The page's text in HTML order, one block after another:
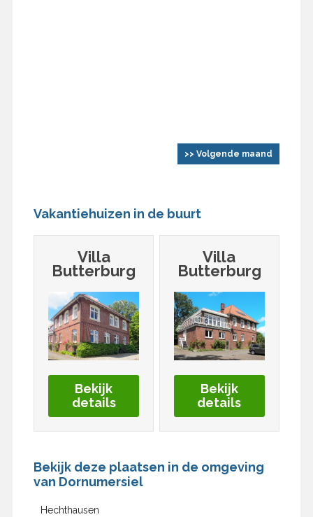
>> Volgende maand
Vakantiehuizen in de buurt
Villa
Butterburg
Bekijk
details
Villa
Butterburg
Bekijk
details
Bekijk deze plaatsen in de omgeving
van Dornumersiel
Hechthausen